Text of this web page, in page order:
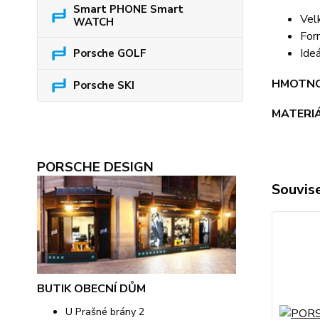
Smart PHONE Smart
WATCH
Porsche GOLF
Porsche SKI
PORSCHE DESIGN
BUTIK OBECNÍ DŮM
U Prašné brány 2